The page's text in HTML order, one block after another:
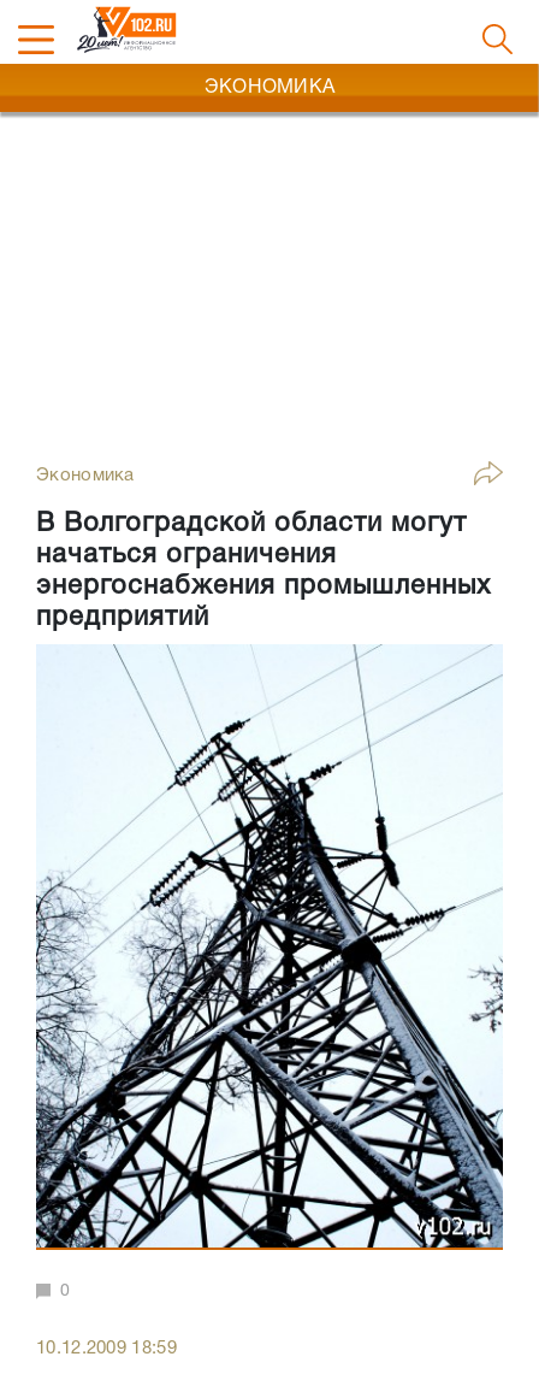
ЭКОНОМИКА
Экономика
В Волгоградской области могут
начаться ограничения
энергоснабжения промышленных
предприятий
0
10.12.2009 18:59